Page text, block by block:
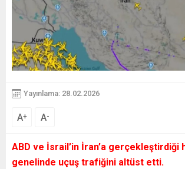
Yayınlama: 28.02.2026
A+ A-
ABD ve İsrail’in İran’a gerçekleştirdiği
genelinde uçuş trafiğini altüst etti.